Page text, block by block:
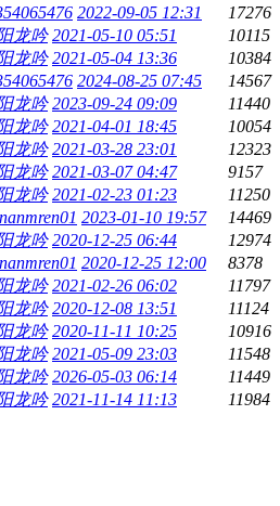
2022-09-05 12:31
17276
龙吟 2021-05-10 05:51
10115
龙吟 2021-05-04 13:36
10384
2024-08-25 07:45
14567
龙吟 2023-09-24 09:09
11440
龙吟 2021-04-01 18:45
10054
龙吟 2021-03-28 23:01
12323
龙吟 2021-03-07 04:47
9157
龙吟 2021-02-23 01:23
11250
2023-01-10 19:57
14469
龙吟 2020-12-25 06:44
12974
2020-12-25 12:00
8378
龙吟 2021-02-26 06:02
11797
龙吟 2020-12-08 13:51
11124
龙吟 2020-11-11 10:25
10916
龙吟 2021-05-09 23:03
11548
龙吟 2026-05-03 06:14
11449
龙吟 2021-11-14 11:13
11984